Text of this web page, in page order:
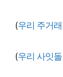
(우리 주거
(우리 사잇